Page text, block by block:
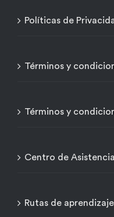
Políticas de
Términos y
Términos y
Centro de Asistencia
Rutas de aprendizaje